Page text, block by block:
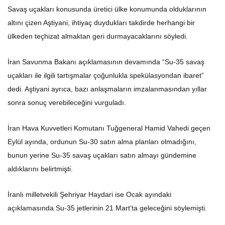
Savaş uçakları konusunda üretici ülke konumunda olduklarının
altını çizen Aştiyani, ihtiyaç duydukları takdirde herhangi bir
ülkeden teçhizat almaktan geri durmayacaklarını söyledi.
İran Savunma Bakanı açıklamasının devamında “Su-35 savaş
uçakları ile ilgili tartışmalar çoğunlukla spekülasyondan ibaret”
dedi. Aştiyani ayrıca, bazı anlaşmaların imzalanmasından yıllar
sonra sonuç verebileceğini vurguladı.
İran Hava Kuvvetleri Komutanı Tuğgeneral Hamid Vahedi geçen
Eylül ayında, ordunun Su-30 satın alma planları olmadığını,
bunun yerine Su-35 savaş uçakları satın almayı gündemine
aldıklarını belirtmişti.
İranlı milletvekili Şehriyar Haydari ise Ocak ayındaki
açıklamasında Su-35 jetlerinin 21 Mart’ta geleceğini söylemişti.